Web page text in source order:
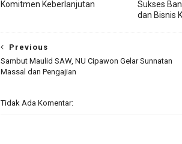
Komitmen Keberlanjutan
Sukses
dan Bisnis
Previous
Sambut Maulid SAW, NU Cipawon Gelar Sunnatan
Massal dan Pengajian
Tidak Ada Komentar: